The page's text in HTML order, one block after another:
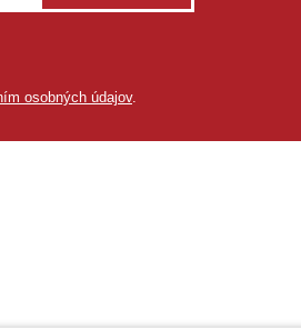
osobných údajov.